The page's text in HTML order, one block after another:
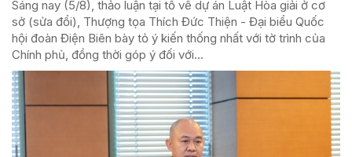
Sáng nay (5/8), thảo luận tại tổ về dự án Luật Hòa giải ở cơ
sở (sửa đổi), Thượng tọa Thích Đức Thiện - Đại biểu Quốc
hội đoàn Điện Biên bày tỏ ý kiến thống nhất với tờ trình của
Chính phủ, đồng thời góp ý đối với...